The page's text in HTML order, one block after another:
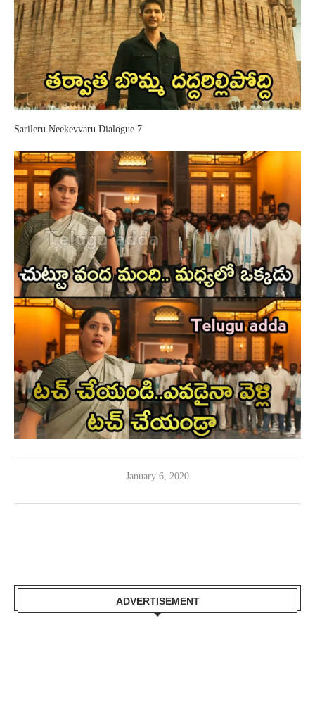
Sarileru Neekevvaru Dialogue 7
January 6, 2020
ADVERTISEMENT